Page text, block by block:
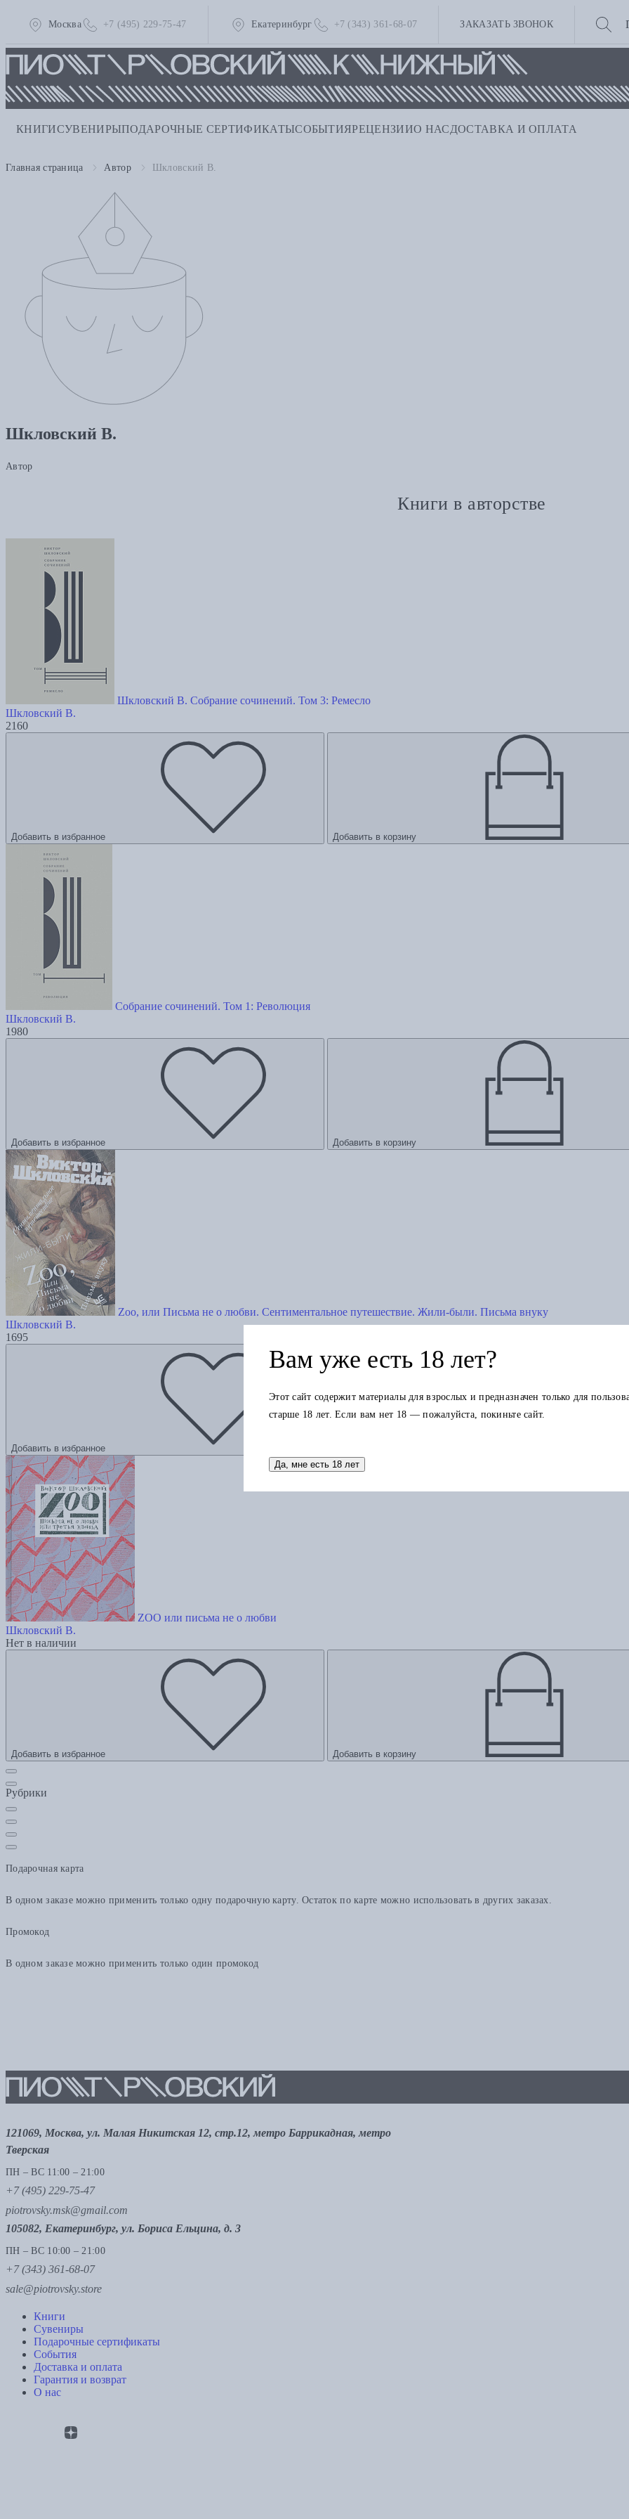
Москва +7 (495) 229-75-47 Екатеринбург +7 (343) 361-68-07 ЗАКАЗАТЬ ЗВОНОК
КНИГИСУВЕНИРЫПОДАРОЧНЫЕ СЕРТИФИКАТЫСОБЫТИЯРЕЦЕНЗИИО НАС ДОСТАВКА И ОПЛАТА
Главная страница Автор Шкловский В.
Шкловский В.
Автор
Книги в авторстве
Шкловский В. Собрание сочинений. Том 3: Ремесло
Шкловский В.
2160
Добавить в избранное Добавить в корзину
Собрание сочинений. Том 1: Революция
Шкловский В.
1980
Добавить в избранное Добавить в корзину
Zoo, или Письма не о любви. Сентиментальное путешествие. Жили-были. Письма внуку
Шкловский В.
1695
Добавить в избранное
ZOO или письма не о любви
Шкловский В.
Нет в наличии
Добавить в избранное Добавить в корзину
Рубрики
Подарочная карта
В одном заказе можно применить только одну подарочную карту. Остаток по карте можно использовать в других заказах.
Промокод
В одном заказе можно применить только один промокод
121069, Москва, ул. Малая Никитская 12, стр.12, метро Баррикадная, метро
Тверская
ПН – ВС 11:00 – 21:00
+7 (495) 229-75-47
piotrovsky.msk@gmail.com
105082, Екатеринбург, ул. Бориса Ельцина, д. 3
ПН – ВС 10:00 – 21:00
+7 (343) 361-68-07
sale@piotrovsky.store
Книги
Сувениры
Подарочные сертификаты
События
Доставка и оплата
Гарантия и возврат
О нас
Вам уже есть 18 лет?
Этот сайт содержит материалы для взрослых и предназначен только для
старше 18 лет. Если вам нет 18 — пожалуйста, покиньте сайт.
Да, мне есть 18 лет